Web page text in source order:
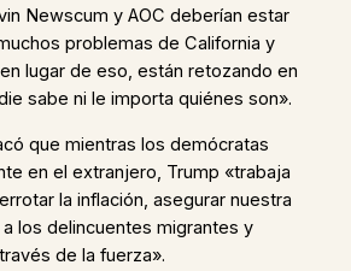
Newscum y AOC deberían estar
problemas de California y
lugar de eso, están retozando en
sabe ni le importa quiénes son».
que mientras los demócratas
en el extranjero, Trump «trabaja
la inflación, asegurar nuestra
los delincuentes migrantes y
de la fuerza».